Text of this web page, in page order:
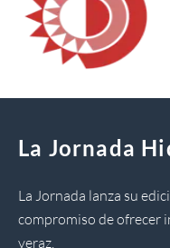
La Jornada
La Jornada lanza su
compromiso de ofrecer
veraz.